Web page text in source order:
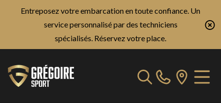
Entreposez votre embarcation en toute confiance. Un
service personnalisé par des techniciens
spécialisés. Réservez votre place.